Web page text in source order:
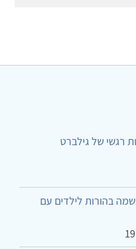
רגשי של גילברט